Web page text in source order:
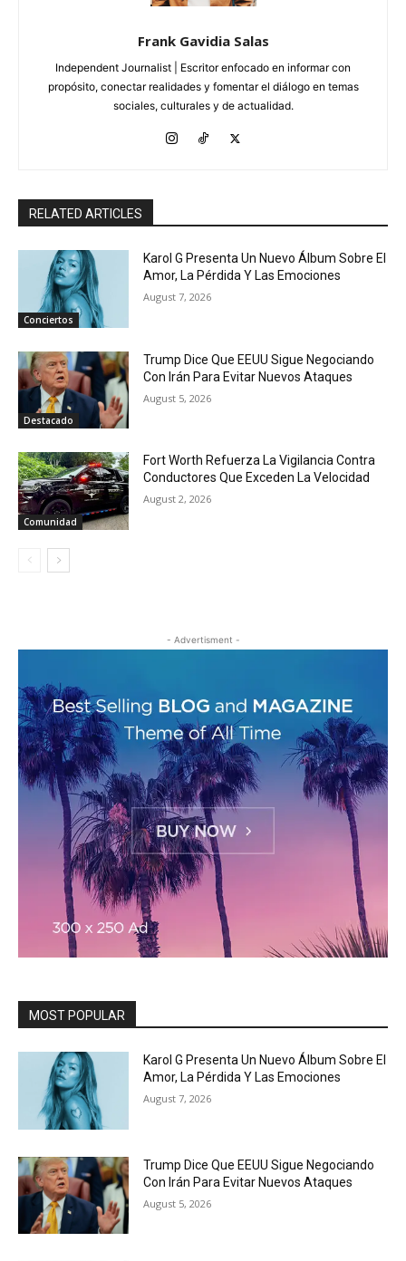
Frank Gavidia Salas
Independent Journalist | Escritor enfocado en informar con
propósito, conectar realidades y fomentar el diálogo en temas
sociales, culturales y de actualidad.
RELATED ARTICLES
Conciertos
Karol G Presenta Un Nuevo Álbum Sobre El
Amor, La Pérdida Y Las Emociones
August 7, 2026
Destacado
Trump Dice Que EEUU Sigue Negociando
Con Irán Para Evitar Nuevos Ataques
August 5, 2026
Comunidad
Fort Worth Refuerza La Vigilancia Contra
Conductores Que Exceden La Velocidad
August 2, 2026
- Advertisment -
MOST POPULAR
Karol G Presenta Un Nuevo Álbum Sobre El
Amor, La Pérdida Y Las Emociones
August 7, 2026
Trump Dice Que EEUU Sigue Negociando
Con Irán Para Evitar Nuevos Ataques
August 5, 2026